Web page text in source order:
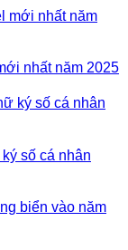
nhất năm 2025
số cá nhân